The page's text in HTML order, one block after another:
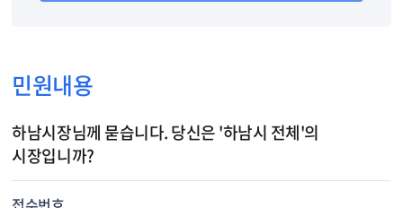
민원내용
하남시장님께 묻습니다. 당신은 '하남시 전체'의
시장입니까?